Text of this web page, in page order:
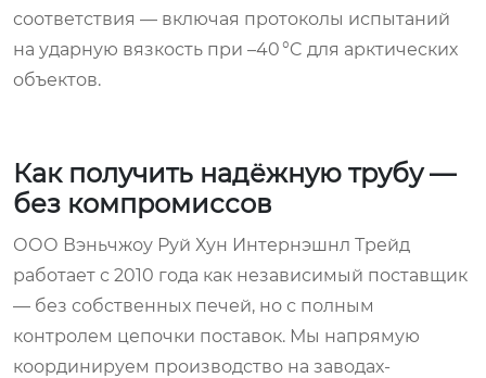
соответствия — включая протоколы испытаний
на ударную вязкость при –40 °C для арктических
объектов.
Как получить надёжную трубу —
без компромиссов
ООО Вэньчжоу Руй Хун Интернэшнл Трейд
работает с 2010 года как независимый поставщик
— без собственных печей, но с полным
контролем цепочки поставок. Мы напрямую
координируем производство на заводах-